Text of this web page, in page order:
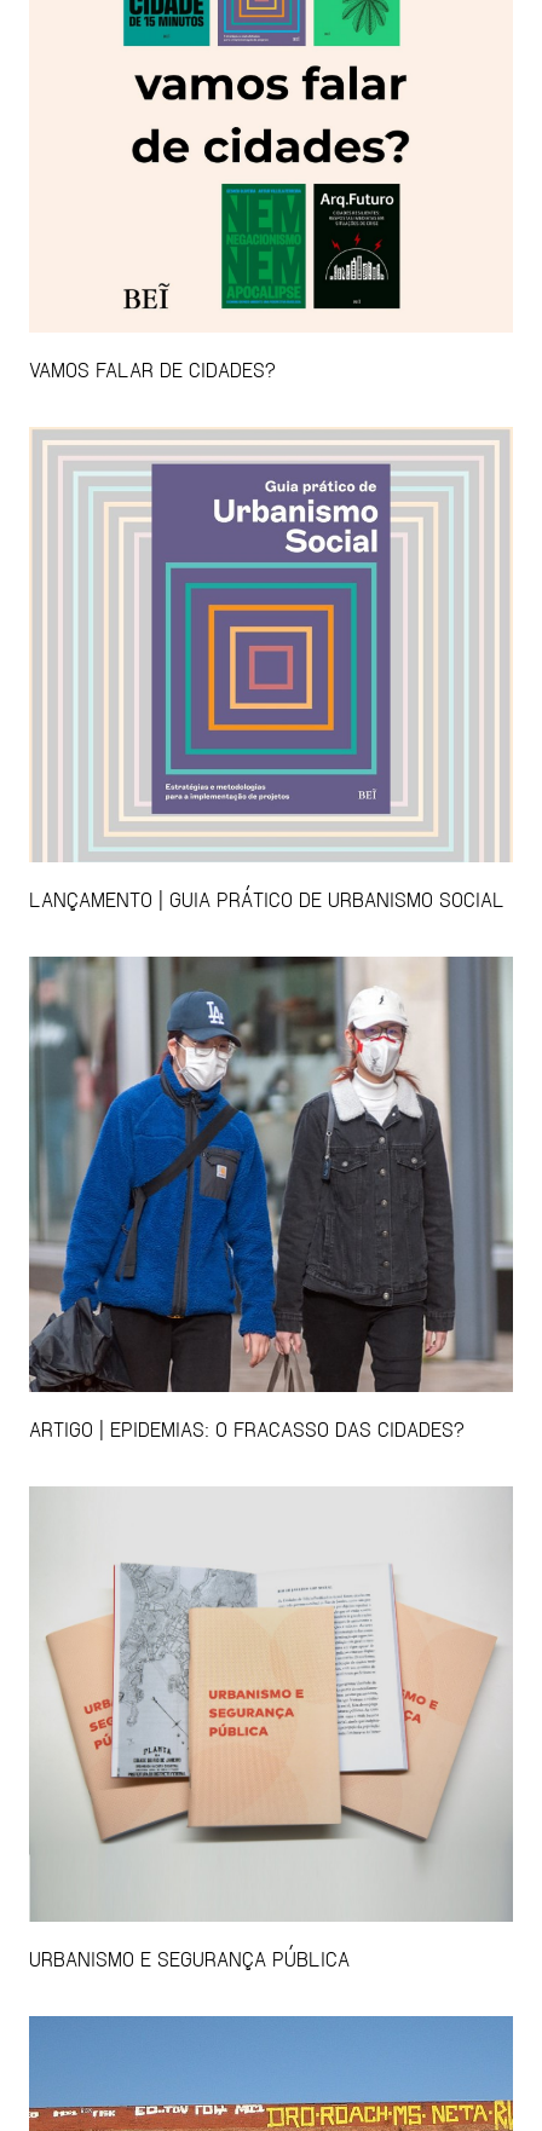
VAMOS FALAR DE CIDADES?
LANÇAMENTO | GUIA PRÁTICO DE URBANISMO SOCIAL
ARTIGO | EPIDEMIAS: O FRACASSO DAS CIDADES?
URBANISMO E SEGURANÇA PÚBLICA